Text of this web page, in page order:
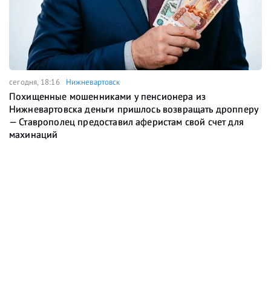
сегодня, 18:16 Нижневартовск
Похищенные мошенниками у пенсионера из
Нижневартовска деньги пришлось возвращать дропперу
— Ставрополец предоставил аферистам свой счет для
махинаций